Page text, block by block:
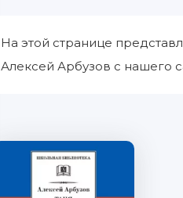
На этой странице
Алексей Арбузов с нашего